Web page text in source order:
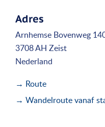
Adres
Arnhemse Bovenweg
3708 AH Zeist
Nederland
→ Route
→ Wandelroute vanaf